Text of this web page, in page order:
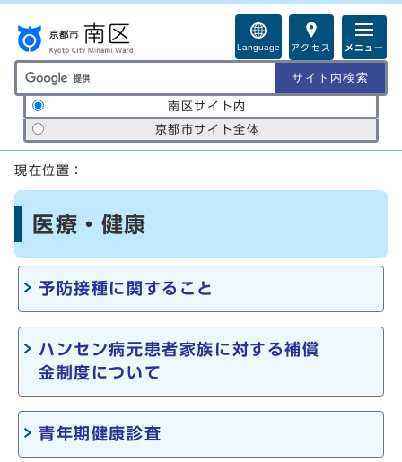
Language アクセス メニュー
サイト内検索の範囲
南区サイト内
京都市サイト全体
ここから本文です
現在位置：
医療・健康
予防接種に関すること
ハンセン病元患者家族に対する補償
金制度について
青年期健康診査